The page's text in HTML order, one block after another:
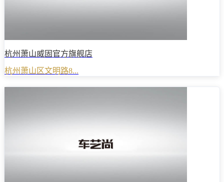
杭州萧山威固官方旗舰店
杭州萧山区文明路8...